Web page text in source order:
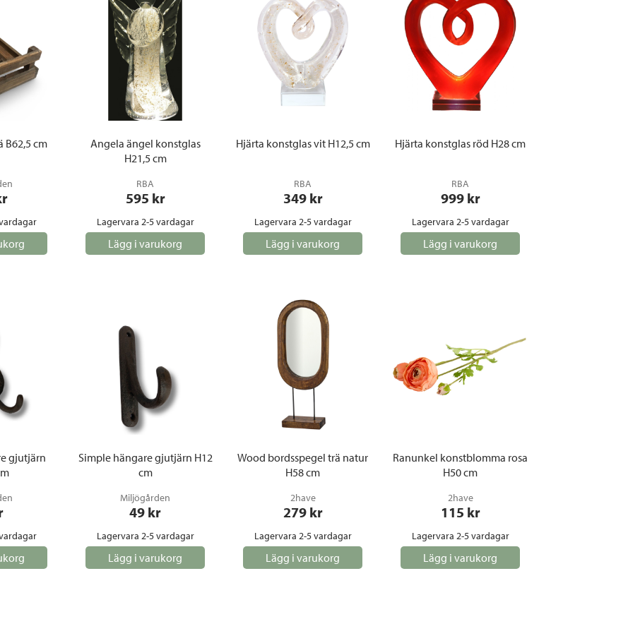
B62,5 cm
Angela ängel konstglas
H21,5 cm
RBA
595 kr
Lagervara 2-5 vardagar
Lägg i varukorg
Hjärta konstglas vit H12,5 cm
RBA
349 kr
Lagervara 2-5 vardagar
Lägg i varukorg
Hjärta konstglas röd H28 cm
RBA
999 kr
Lagervara 2-5 vardagar
Lägg i varukorg
gjutjärn
Simple hängare gjutjärn H12
cm
Miljögården
49 kr
Lagervara 2-5 vardagar
Lägg i varukorg
Wood bordsspegel trä natur
H58 cm
2have
279 kr
Lagervara 2-5 vardagar
Lägg i varukorg
Ranunkel konstblomma rosa
H50 cm
2have
115 kr
Lagervara 2-5 vardagar
Lägg i varukorg